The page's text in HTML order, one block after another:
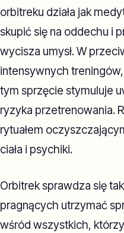
orbitreku działa jak
skupić się na oddechu i
wycisza umysł. W
intensywnych
tym sprzęcie stymuluje
ryzyka przetrenowania.
rytuałem
ciała i psychiki.
Orbitrek sprawdza się
pragnących utrzymać
wśród wszystkich,